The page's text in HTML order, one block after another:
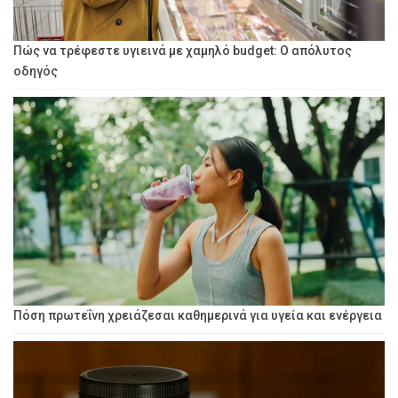
Πώς να τρέφεστε υγιεινά με χαμηλό budget: Ο απόλυτος
οδηγός
Πόση πρωτεΐνη χρειάζεσαι καθημερινά για υγεία και ενέργεια